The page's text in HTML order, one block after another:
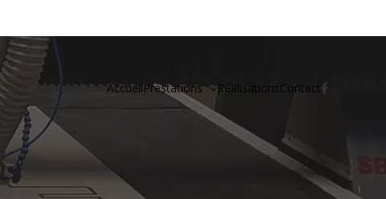
AccueilPrestations RéalisationsContact